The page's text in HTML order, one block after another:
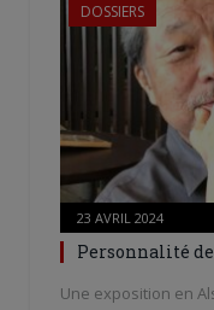
DOSSIERS
23 AVRIL 2024
Personnalité
Une exposition en